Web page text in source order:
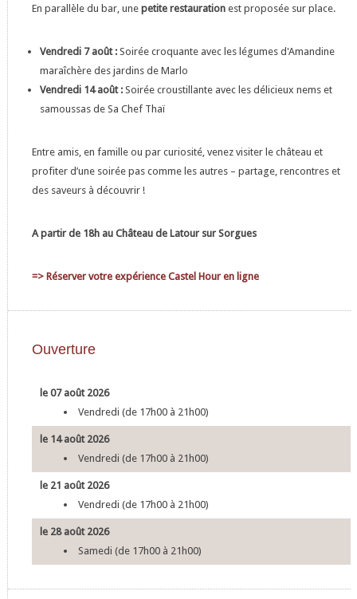
En parallèle du bar, une petite restaurationest proposée sur place.
Vendredi 7 août : Soirée croquante avec les légumes d'Amandine
maraîchère des jardins de Marlo
Vendredi 14 août : Soirée croustillante avec les délicieux nems et
samoussas de Sa Chef Thaï
Entre amis, en famille ou par curiosité, venez visiter le château et
profiter d’une soirée pas comme les autres – partage, rencontres et
des saveurs à découvrir !
A partir de 18h au Château de Latour sur Sorgues
=> Réserver votre expérience Castel Hour en ligne
Ouverture
le 07 août 2026
Vendredi (de 17h00 à 21h00)
le 14 août 2026
Vendredi (de 17h00 à 21h00)
le 21 août 2026
Vendredi (de 17h00 à 21h00)
le 28 août 2026
Samedi (de 17h00 à 21h00)